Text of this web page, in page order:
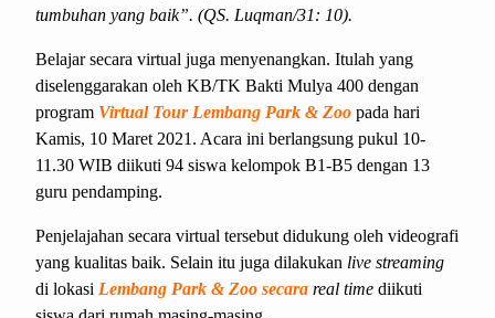
tumbuhan yang baik”. (QS. Luqman/31: 10).
Belajar secara virtual juga menyenangkan. Itulah yang
diselenggarakan oleh KB/TK Bakti Mulya 400 dengan
program Virtual Tour Lembang Park & Zoo pada hari
Kamis, 10 Maret 2021. Acara ini berlangsung pukul 10-
11.30 WIB diikuti 94 siswa kelompok B1-B5 dengan 13
guru pendamping.
Penjelajahan secara virtual tersebut didukung oleh videografi
yang kualitas baik. Selain itu juga dilakukan live streaming
di lokasi Lembang Park & Zoo secara real timediikuti